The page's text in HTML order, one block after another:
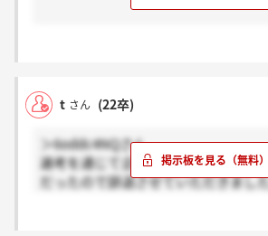
t さん (22卒)
＞6oddc4NQさん
選考を通じて企業体質が絶望的に私
だったので辞退させていただきまし